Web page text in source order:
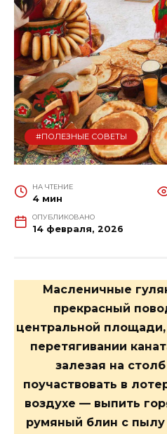
#ПОЛЕЗНЫЕ СОВЕТЫ
НА ЧТЕНИЕ
4 мин
ОПУБЛИКОВАНО
14 февраля, 2026
Масленичные
прекрасный
центральной
перетягивании
залезая на
поучаствовать в
воздухе — выпить
румяный блин с пылу